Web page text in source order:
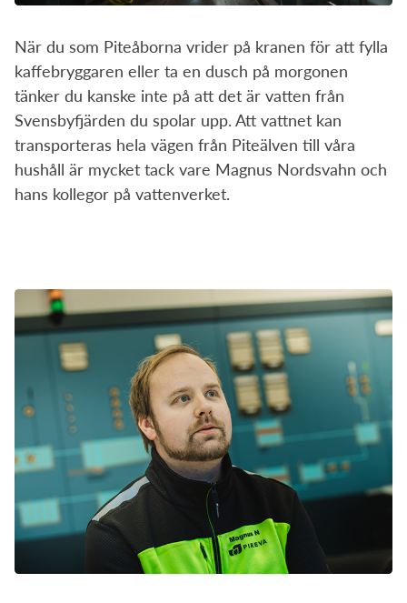
När du som Piteåborna vrider på kranen för att fylla
kaffebryggaren eller ta en dusch på morgonen
tänker du kanske inte på att det är vatten från
Svensbyfjärden du spolar upp. Att vattnet kan
transporteras hela vägen från Piteälven till våra
hushåll är mycket tack vare Magnus Nordsvahn och
hans kollegor på vattenverket.